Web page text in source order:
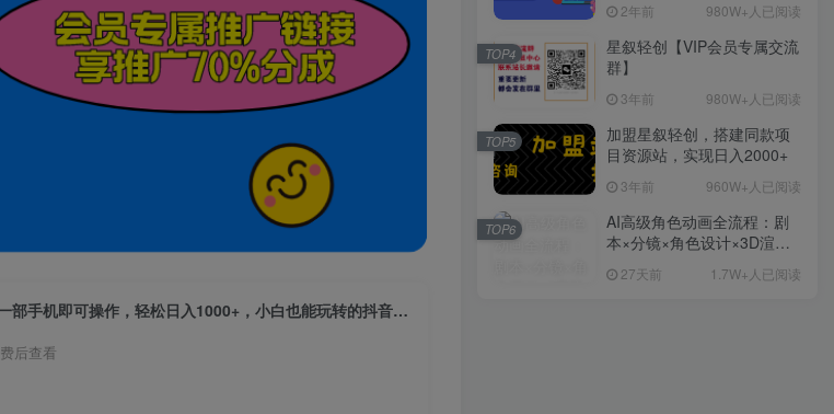
手机游戏推广新玩法，一部手机即可操作，轻松日入1000+，小白也能玩转的抖音掘金攻略【揭秘】
后查看
2年前 980W+人已阅读
星叙轻创【VIP会员专属交流
群】
3年前 980W+人已阅读
TOP4
加盟星叙轻创，搭建同款项
目资源站，实现日入2000+
3年前 960W+人已阅读
TOP5
AI高级角色动画全流程：剧
本×分镜×角色设计×3D渲染×
式教学
27天前 1.7W+人已阅读
TOP6